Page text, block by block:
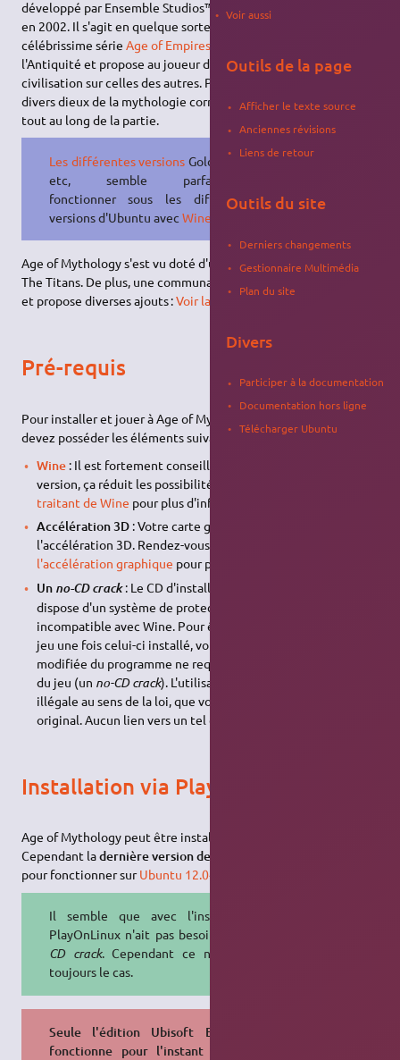
développé par Ensemble Studios™ et distribué par Microsoft®
en 2002. Il s'agit en quelque sorte d'un prologue à la
célébrissime sérieAge of Empires
l'Antiquité et propose au joueur de faire triompher sa
civilisation sur celles des autres. Pour cela, il reçoit l'aide de
divers dieux de la mythologie correspondant à votre civilisation
tout au long de la partie.
Les différentes versions Gold, Titans,
etc, semble parfaitement
fonctionner sous les differentes
versions d'Ubuntu avec Wine 1.6
Age of Mythology s'est vu doté d'un add-on, Age of Mythology :
The Titans. De plus, une communauté importante s'est formée,
et propose diverses ajouts :Voir la fin de cette page
Pré-requis
Pour installer et jouer à Age of Mythology sous Ubuntu, vous
devez posséder les éléments suivants :
Wine: Il est fortement conseillé d'installer la dernière
version, ça réduit les possibilités d'erreurs. Visitez
traitant de Wine pour plus d'informations.
Accélération 3D: Votre carte graphique doit supporter
l'accélération 3D. Rendez-vous sur
l'accélération graphique pour plus d'informations.
Un no-CD crack: Le CD d'installation de Age of Mythology
dispose d'un système de protection anti-copie qui est
incompatible avec Wine. Pour être en mesure d'exécuter le
jeu une fois celui-ci installé, vous devrez utiliser une version
modifiée du programme ne requérant pas l'utilisation du CD
du jeu (un no-CD crack). L'utilisation d'une telle méthode est
illégale au sens de la loi, que vous possédiez ou non le jeu
original. Aucun lien vers un tel crack ne vous sera donné.
Installation via PlayOnLinux
Age of Mythology peut être installé avec
Cependant ladernière version de PlayOnLinux est requise
pour fonctionner surUbuntu 12.04
Il semble que avec l'installation
PlayOnLinux n'ait pas besoin de
CD crack. Cependant ce n'est pas
toujours le cas.
Seule l'édition Ubisoft Exclusive
fonctionne pour l'instant avec le
Voir aussi
Outils de la page
Afficher le texte source
Anciennes révisions
Liens de retour
Outils du site
Derniers changements
Gestionnaire Multimédia
Plan du site
Divers
Participer à la documentation
Documentation hors ligne
Télécharger Ubuntu